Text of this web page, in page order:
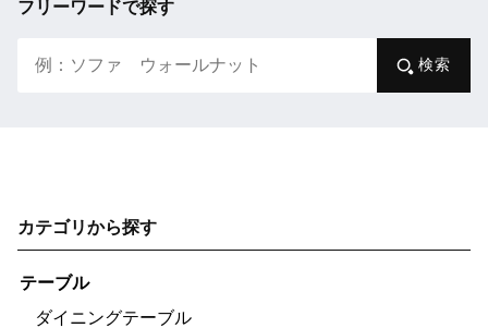
フリーワードで探す
検索
カテゴリから探す
テーブル
ダイニングテーブル